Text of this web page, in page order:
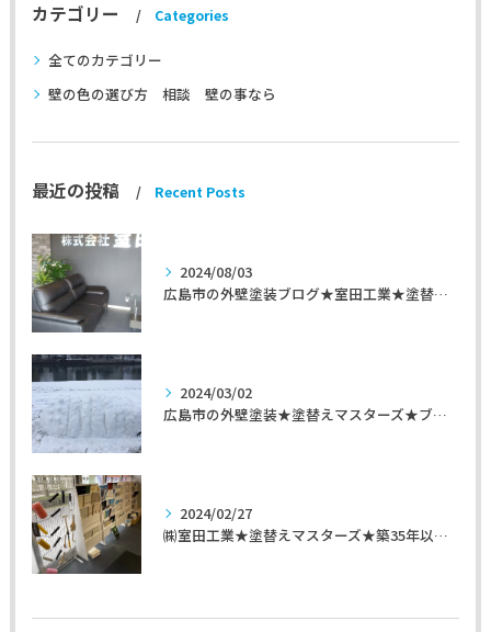
カテゴリー Categories
全てのカテゴリー
壁の色の選び方 相談 壁の事なら
最近の投稿 Recent Posts
2024/08/03
広島市の外壁塗装ブログ★室田工業★塗替えマスターズ★外壁リフォーム
2024/03/02
広島市の外壁塗装★塗替えマスターズ★ブログ「初めて家を手入れするのに」
2024/02/27
㈱室田工業★塗替えマスターズ★築35年以上のお宅の施工事例